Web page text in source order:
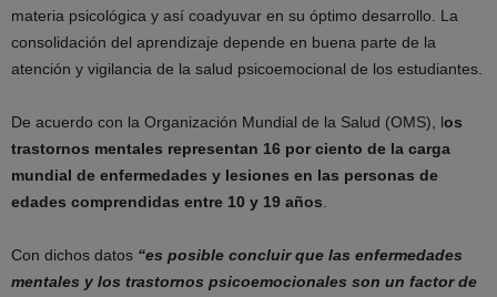
materia psicológica y así coadyuvar en su óptimo desarrollo. La
consolidación del aprendizaje depende en buena parte de la
atención y vigilancia de la salud psicoemocional de los estudiantes.
De acuerdo con la Organización Mundial de la Salud (OMS), los
trastornos mentales representan 16 por ciento de la carga
mundial de enfermedades y lesiones en las personas de
edades comprendidas entre 10 y 19 años.
Con dichos datos “es posible concluir que las enfermedades
mentales y los trastornos psicoemocionales son un factor de